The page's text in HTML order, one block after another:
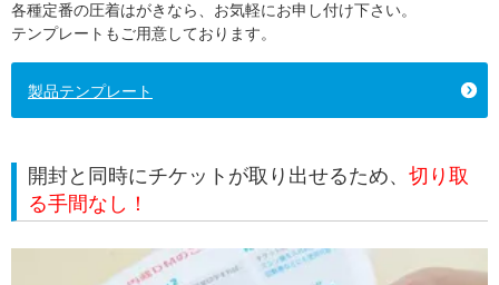
各種定番の圧着はがきなら、お気軽にお申し付け下さい。
テンプレートもご用意しております。
製品テンプレート
開封と同時にチケットが取り出せるため、 切り取
る手間なし！